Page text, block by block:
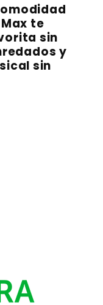
te
sin
y
sin